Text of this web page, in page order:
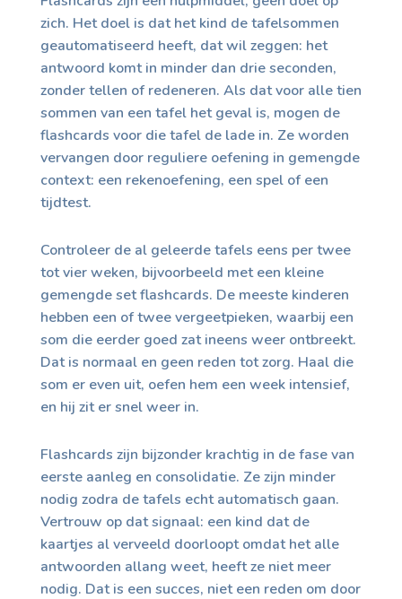
zich. Het doel is dat het kind de tafelsommen
geautomatiseerd heeft, dat wil zeggen: het
antwoord komt in minder dan drie seconden,
zonder tellen of redeneren. Als dat voor alle tien
sommen van een tafel het geval is, mogen de
flashcards voor die tafel de lade in. Ze worden
vervangen door reguliere oefening in gemengde
context: een rekenoefening, een spel of een
tijdtest.
Controleer de al geleerde tafels eens per twee
tot vier weken, bijvoorbeeld met een kleine
gemengde set flashcards. De meeste kinderen
hebben een of twee vergeetpieken, waarbij een
som die eerder goed zat ineens weer ontbreekt.
Dat is normaal en geen reden tot zorg. Haal die
som er even uit, oefen hem een week intensief,
en hij zit er snel weer in.
Flashcards zijn bijzonder krachtig in de fase van
eerste aanleg en consolidatie. Ze zijn minder
nodig zodra de tafels echt automatisch gaan.
Vertrouw op dat signaal: een kind dat de
kaartjes al verveeld doorloopt omdat het alle
antwoorden allang weet, heeft ze niet meer
nodig. Dat is een succes, niet een reden om door